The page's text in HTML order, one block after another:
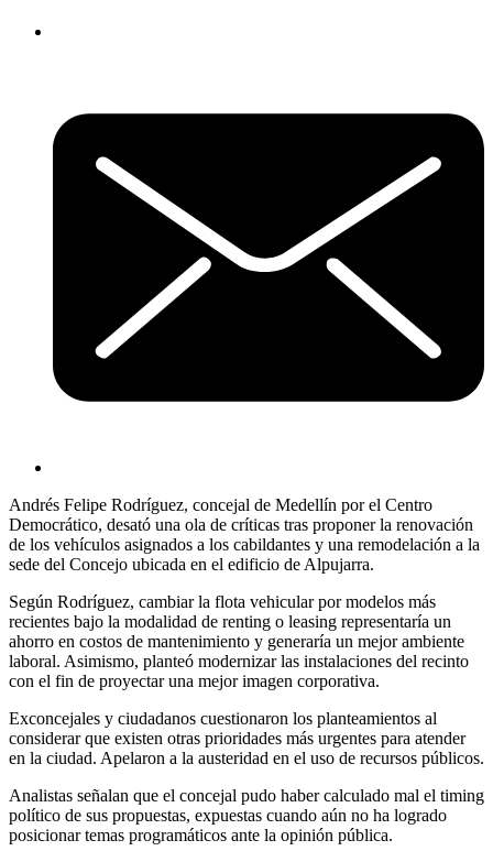
Andrés Felipe Rodríguez, concejal de Medellín por el Centro
Democrático, desató una ola de críticas tras proponer la renovación
de los vehículos asignados a los cabildantes y una remodelación a la
sede del Concejo ubicada en el edificio de Alpujarra.
Según Rodríguez, cambiar la flota vehicular por modelos más
recientes bajo la modalidad de renting o leasing representaría un
ahorro en costos de mantenimiento y generaría un mejor ambiente
laboral. Asimismo, planteó modernizar las instalaciones del recinto
con el fin de proyectar una mejor imagen corporativa.
Exconcejales y ciudadanos cuestionaron los planteamientos al
considerar que existen otras prioridades más urgentes para atender
en la ciudad. Apelaron a la austeridad en el uso de recursos públicos.
Analistas señalan que el concejal pudo haber calculado mal el timing
político de sus propuestas, expuestas cuando aún no ha logrado
posicionar temas programáticos ante la opinión pública.